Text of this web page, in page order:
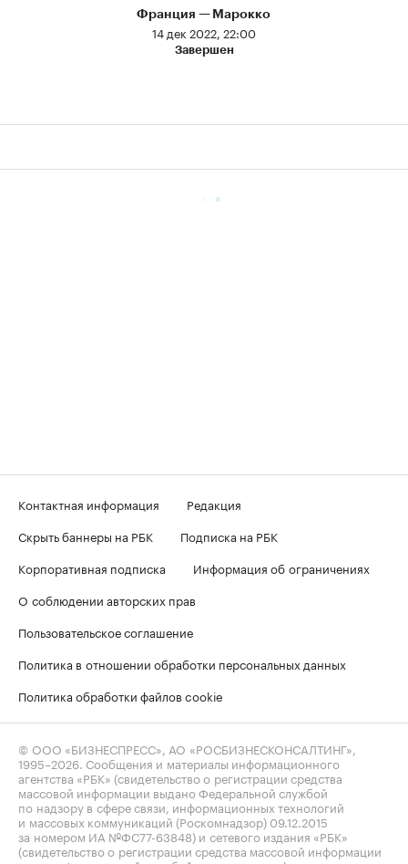
Франция
Завершен
14 дек 2022, 22:00
Марокко
Контактная информация
Редакция
Скрыть баннеры на РБК
Подписка на РБК
Корпоративная подписка
Информация об ограничениях
О соблюдении авторских прав
Пользовательское соглашение
Политика в отношении обработки персональных данных
Политика обработки файлов cookie
© ООО «БИЗНЕСПРЕСС», АО «РОСБИЗНЕСКОНСАЛТИНГ»,
1995–2026 . Сообщения и материалы информационного
агентства «РБК» (свидетельство о регистрации средства
массовой информации выдано Федеральной службой
по надзору в сфере связи, информационных технологий
и массовых коммуникаций (Роскомнадзор) 09.12.2015
за номером ИА №ФС77-63848) и сетевого издания «РБК»
(свидетельство о регистрации средства массовой информации